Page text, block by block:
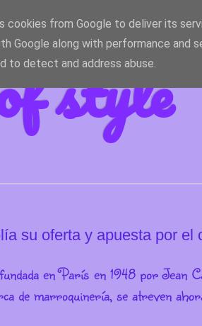
style
su oferta y apuesta por el
en París en 1948 por Jean
de marroquinería, se atreven
cookies from Google to deliver its
Google along with performance
to detect and address abuse.